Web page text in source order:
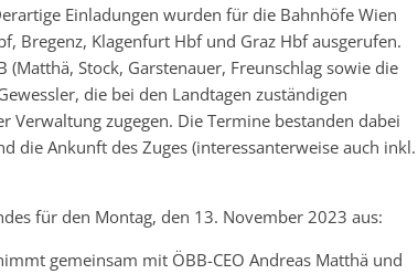
Einladungen wurden für die Bahnhöfe Wien
Bregenz, Klagenfurt Hbf und Graz Hbf ausgerufen.
Stock, Garstenauer, Freunschlag sowie die
die bei den Landtagen zuständigen
zugegen. Die Termine bestanden dabei
die Ankunft des Zuges (interessanterweise auch inkl.
für den Montag, den 13. November 2023 aus:
gemeinsam mit ÖBB-CEO Andreas Matthä und